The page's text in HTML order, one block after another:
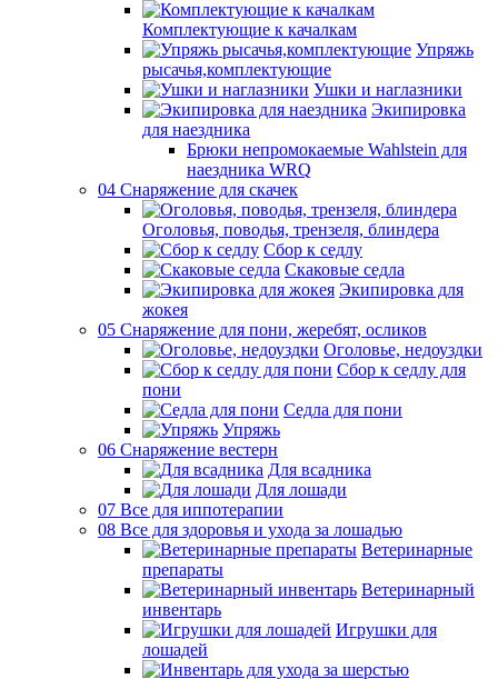
Комплектующие к качалкам
Упряжь
рысачья,комплектующие
Ушки и наглазники
Экипировка
для наездника
Брюки непромокаемые Wahlstein для
наездника WRQ
04 Снаряжение для скачек
Оголовья, поводья, трензеля, блиндера
Сбор к седлу
Скаковые седла
Экипировка для
жокея
05 Снаряжение для пони, жеребят, осликов
Оголовье, недоуздки
Сбор к седлу для
пони
Седла для пони
Упряжь
06 Снаряжение вестерн
Для всадника
Для лошади
07 Все для иппотерапии
08 Все для здоровья и ухода за лошадью
Ветеринарные
препараты
Ветеринарный
инвентарь
Игрушки для
лошадей